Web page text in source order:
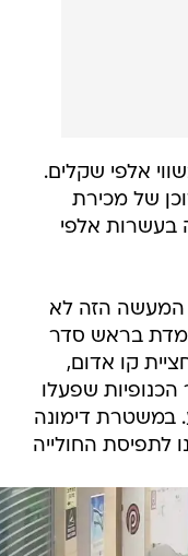
אלפי שקלים.
של מכירת
בעשרות אלפי
המעשה הזה לא
בראש סדר
קו אדום,
שפעלו
במשטרת דימונה
לתפיסת החולייה